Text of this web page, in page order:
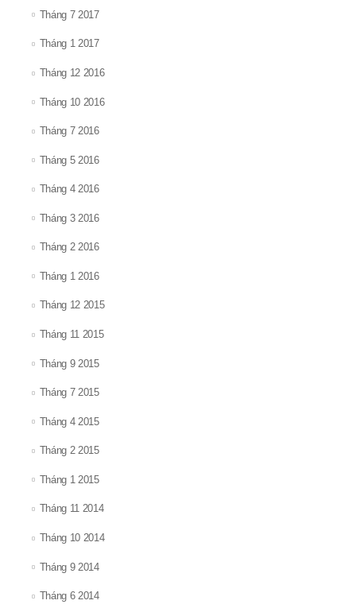
Tháng 7 2017
Tháng 1 2017
Tháng 12 2016
Tháng 10 2016
Tháng 7 2016
Tháng 5 2016
Tháng 4 2016
Tháng 3 2016
Tháng 2 2016
Tháng 1 2016
Tháng 12 2015
Tháng 11 2015
Tháng 9 2015
Tháng 7 2015
Tháng 4 2015
Tháng 2 2015
Tháng 1 2015
Tháng 11 2014
Tháng 10 2014
Tháng 9 2014
Tháng 6 2014